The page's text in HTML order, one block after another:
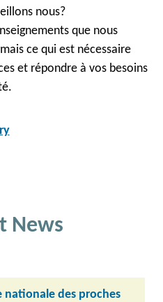
nous?
que nous
ce qui est nécessaire
et répondre à vos besoins
News
nationale des proches